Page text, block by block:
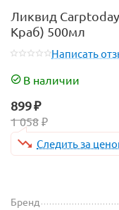
Ликвид
Краб) 500мл
Написать
В наличии
899₽
1 058 ₽
Следить за
Бренд